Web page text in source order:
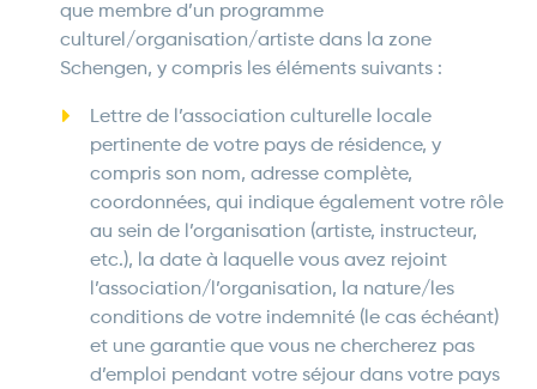
que membre d’un programme
culturel/organisation/artiste dans la zone
Schengen, y compris les éléments suivants :
Lettre de l’association culturelle locale
pertinente de votre pays de résidence, y
compris son nom, adresse complète,
coordonnées, qui indique également votre rôle
au sein de l’organisation (artiste, instructeur,
etc.), la date à laquelle vous avez rejoint
l’association/l’organisation, la nature/les
conditions de votre indemnité (le cas échéant)
et une garantie que vous ne chercherez pas
d’emploi pendant votre séjour dans votre pays